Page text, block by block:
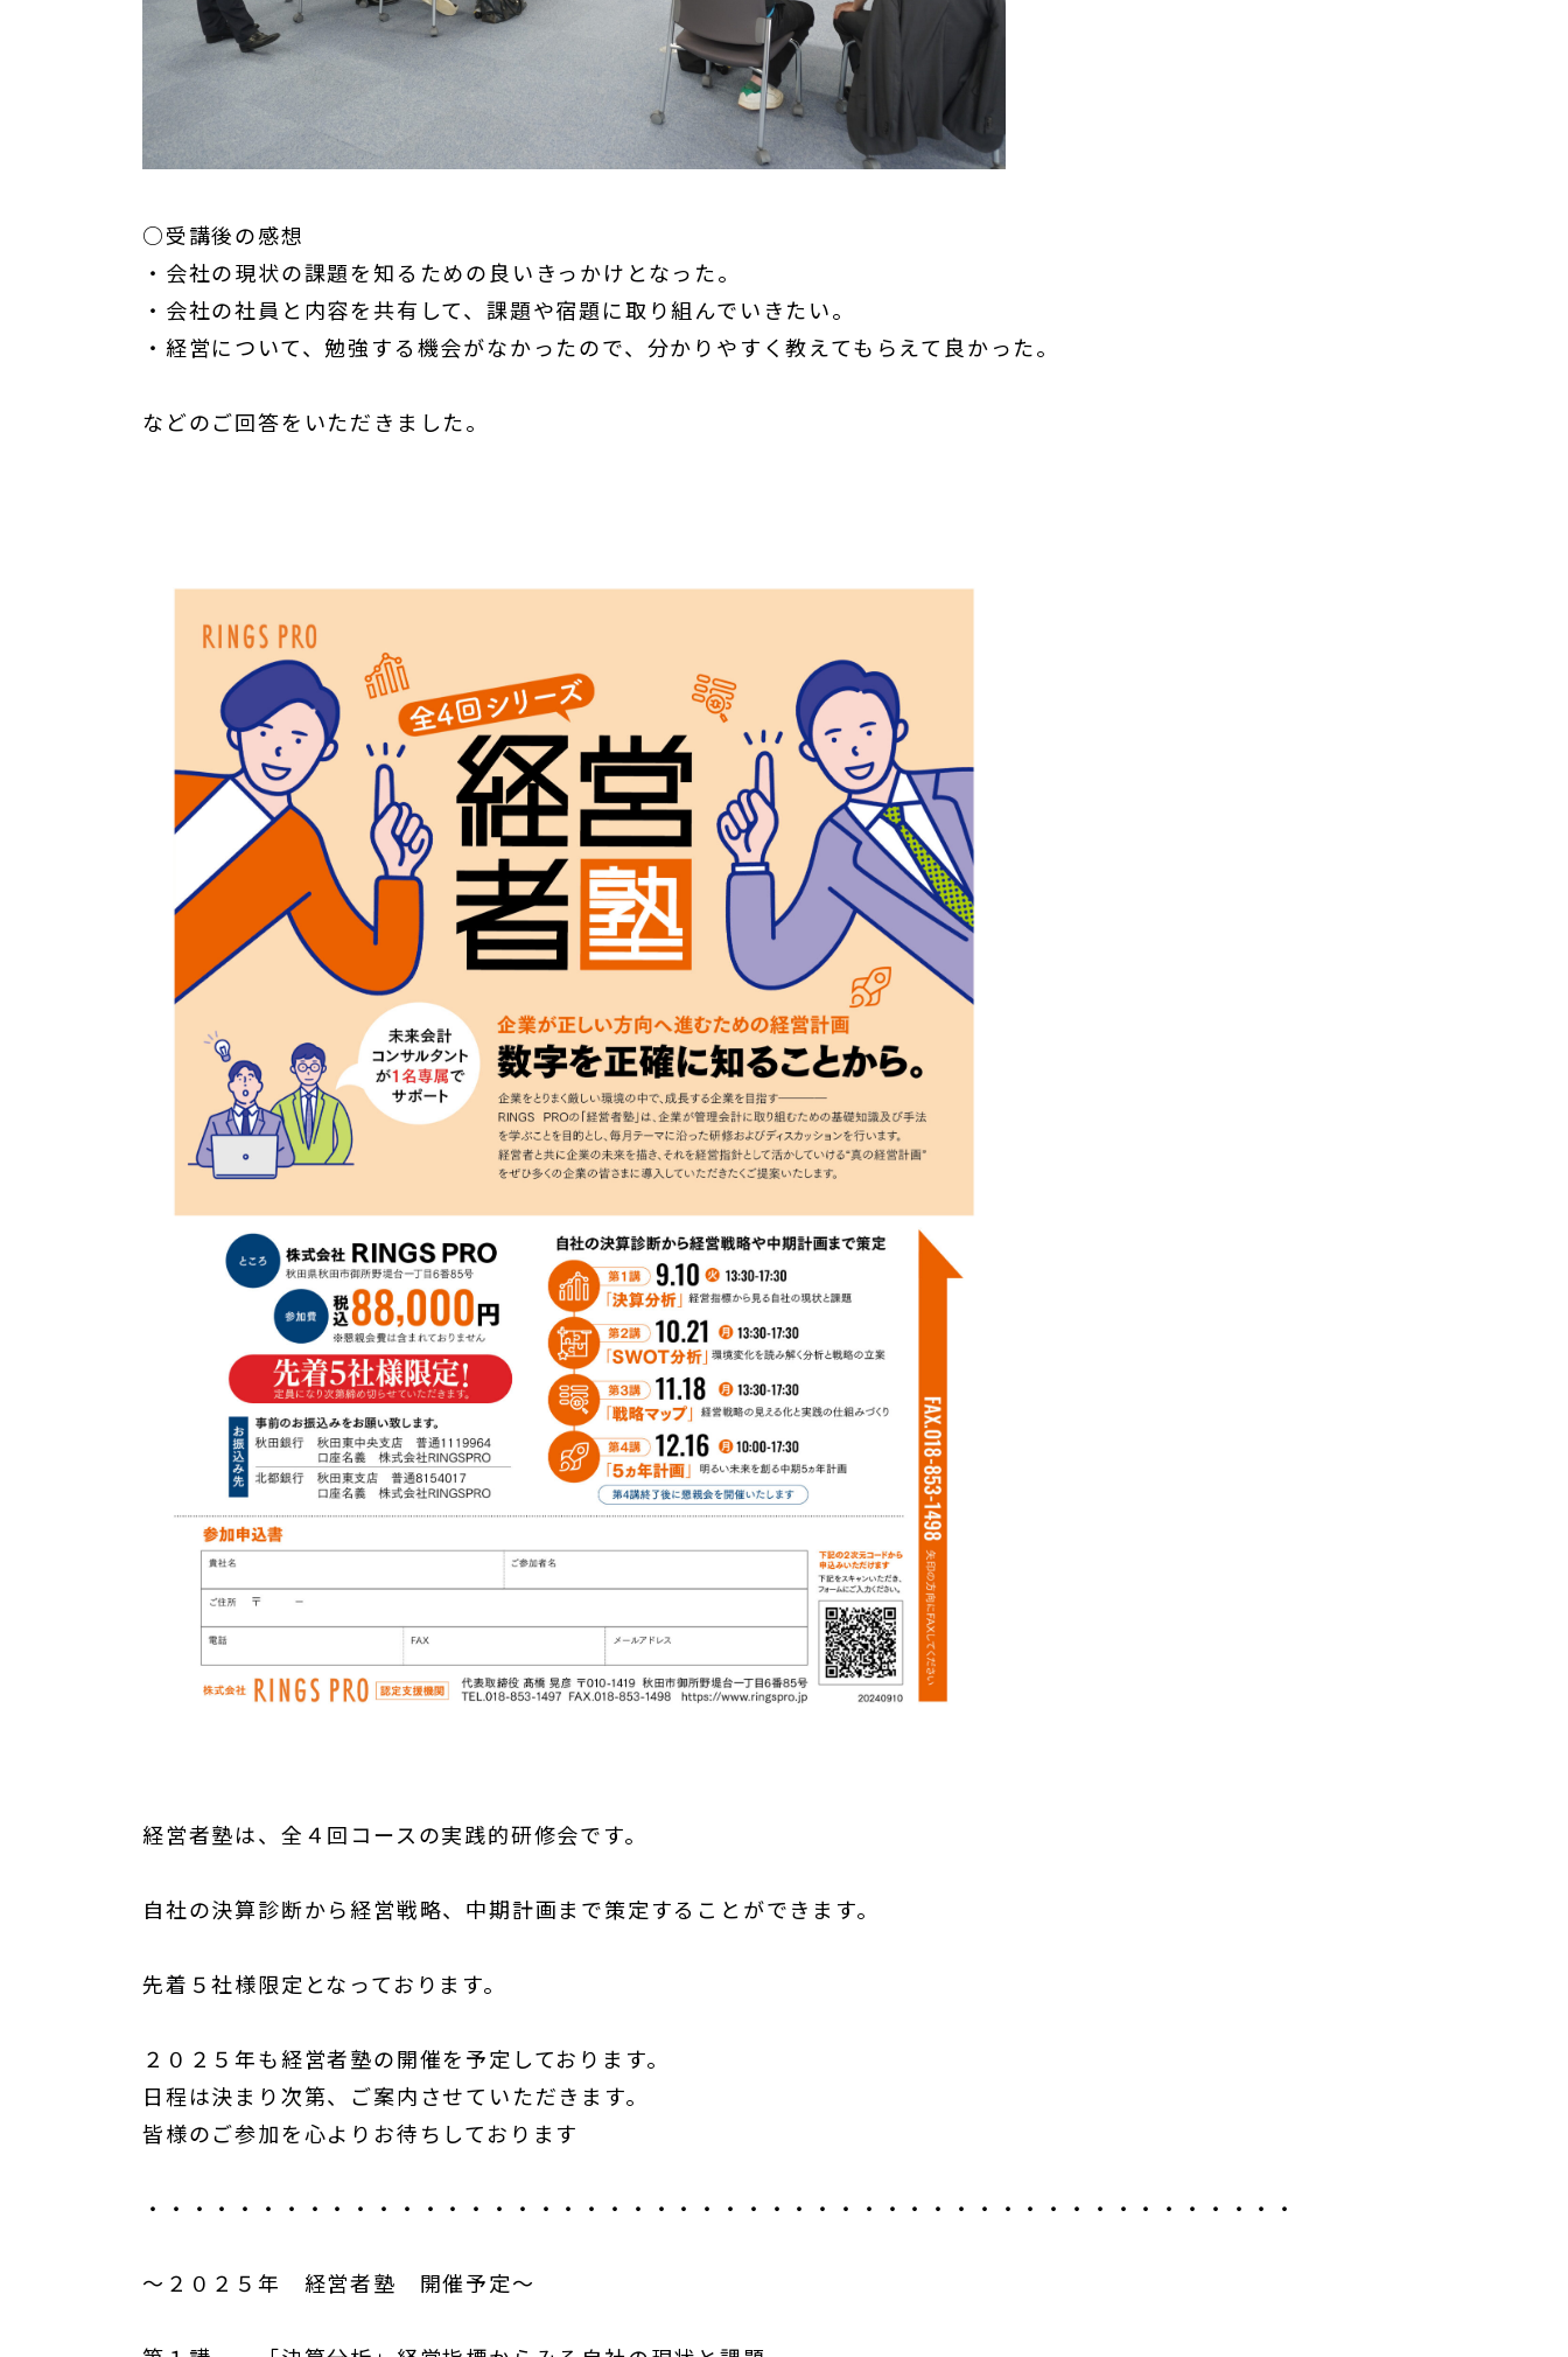
○受講後の感想
・会社の現状の課題を知るための良いきっかけとなった。
・会社の社員と内容を共有して、課題や宿題に取り組んでいきたい。
・経営について、勉強する機会がなかったので、分かりやすく教えてもらえて良かった。
などのご回答をいただきました。
経営者塾は、全４回コースの実践的研修会です。
自社の決算診断から経営戦略、中期計画まで策定することができます。
先着５社様限定となっております。
２０２５年も経営者塾の開催を予定しております。
日程は決まり次第、ご案内させていただきます。
皆様のご参加を心よりお待ちしております
・・・・・・・・・・・・・・・・・・・・・・・・・・・・・・・・・・・・・・・・・・・・・・・・・・
～２０２５年 経営者塾 開催予定～